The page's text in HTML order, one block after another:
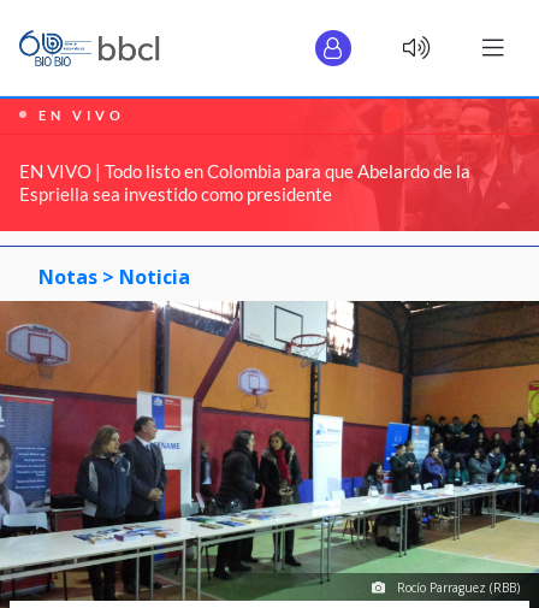
EN VIVO
EN VIVO | Todo listo en Colombia para que Abelardo de la
Espriella sea investido como presidente
Notas > Noticia
Rocío Parraguez (RBB)